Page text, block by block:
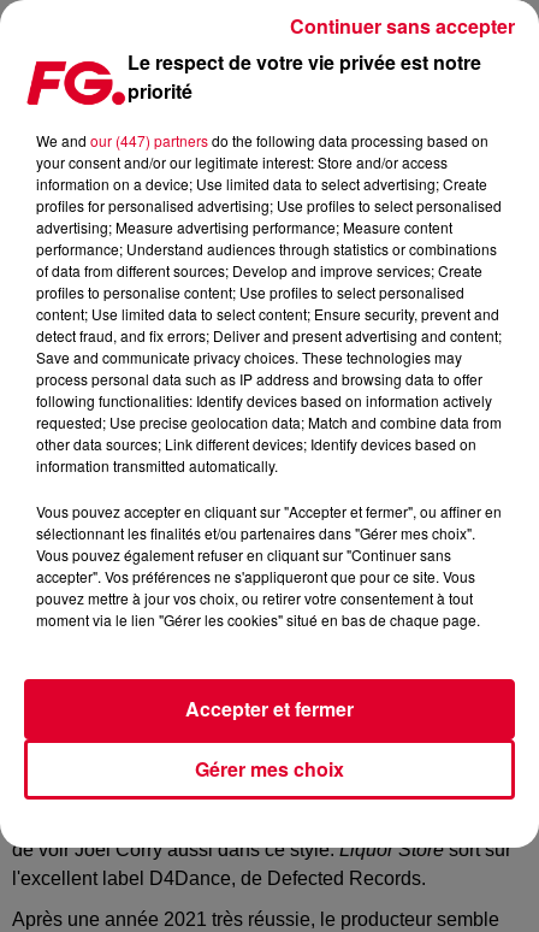
ET UNE, ET DEUX ET TROIS... RELEASES POUR JOEL CORRY !
Publié : 7 février 2022 à 9h35 par Antony HARARI
Joel Corry voulait réussir sa rentrée 2022. Le Dj britannique
track ID le plus demandé et une arme dans ses sets en
clubs depuis des années
Après écoute, on comprend pourquoi tantLiquor Storeest
de voir Joel Corry aussi dans ce style.Liquor Storesort sur
l'excellent label D4Dance, de Defected Records.
Après une année 2021 très réussie, le producteur semble
Le respect de votre vie privée est notre
priorité
We and our (447) partnersdo the following data processing based on
your consent and/or our legitimate interest: Store and/or access
information on a device; Use limited data to select advertising; Create
profiles for personalised advertising; Use profiles to select personalised
advertising; Measure advertising performance; Measure content
performance; Understand audiences through statistics or combinations
of data from different sources; Develop and improve services; Create
profiles to personalise content; Use profiles to select personalised
content; Use limited data to select content; Ensure security, prevent and
detect fraud, and fix errors; Deliver and present advertising and content;
Save and communicate privacy choices. These technologies may
process personal data such as IP address and browsing data to offer
following functionalities: Identify devices based on information actively
requested; Use precise geolocation data; Match and combine data from
other data sources; Link different devices; Identify devices based on
information transmitted automatically.
Vous pouvez accepter en cliquant sur "Accepter et fermer", ou affiner en
sélectionnant les finalités et/ou partenaires dans "Gérer mes choix".
Vous pouvez également refuser en cliquant sur "Continuer sans
accepter". Vos préférences ne s'appliqueront que pour ce site. Vous
pouvez mettre à jour vos choix, ou retirer votre consentement à tout
moment via le lien "Gérer les cookies" situé en bas de chaque page.
Gérer mes choix
Accepter et fermer
Continuer sans accepter